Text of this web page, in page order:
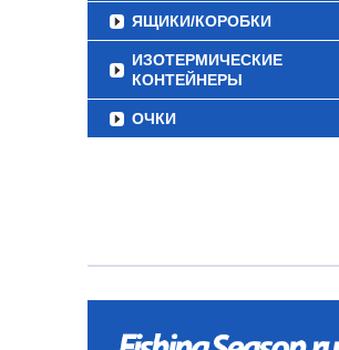
ЯЩИКИ/КОРОБКИ
ИЗОТЕРМИЧЕСКИЕ
КОНТЕЙНЕРЫ
ОЧКИ